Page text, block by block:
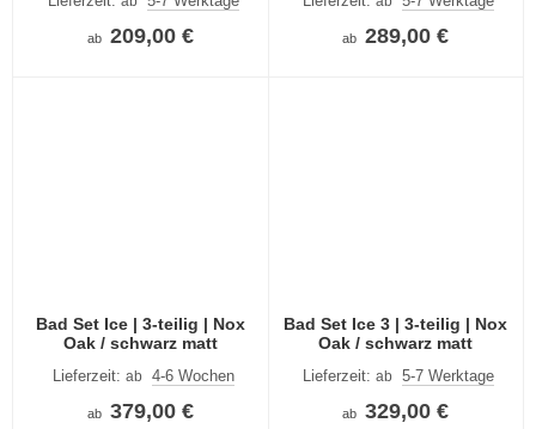
ab 209,00 € ab 289,00 €
Bad Set Ice | 3-teilig | Nox
Oak / schwarz matt
Lieferzeit: ab 4-6 Wochen
ab 379,00 €
Bad Set Ice 3 | 3-teilig | Nox
Oak / schwarz matt
Lieferzeit:ab 5-7 Werktage
ab 329,00 €